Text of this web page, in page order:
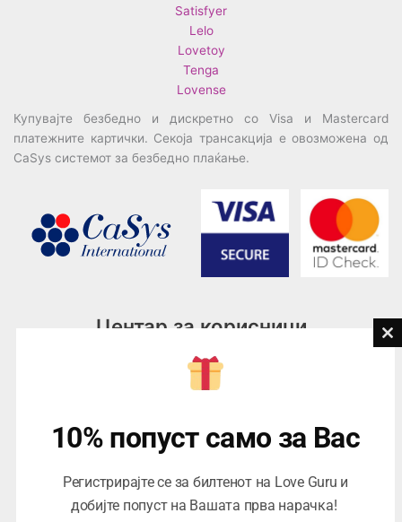
Satisfyer
Lelo
Lovetoy
Tenga
Lovense
Купувајте безбедно и дискретно со Visa и Mastercard
платежните картички. Секоја трансакција е овозможена од
CaSys системот за безбедно плаќање.
Центар за корисници
076945497; 076945498
contact@loveguru.mk
Саб – Нед: 10-18
10% попуст само за Вас
Регистрирајте се за билтенот на Love Guru и
добијте попуст на Вашата прва нарачка!